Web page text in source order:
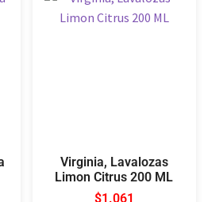
Virginia, Lavalozas
Limon Citrus 200 ML
$1.061